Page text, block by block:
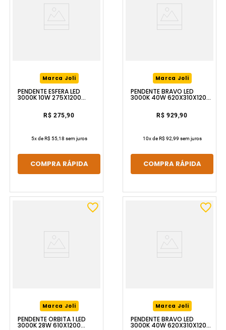
Marca Joli
PENDENTE ESFERA LED
3000K 10W 275X1200
R$ 275,90
5x deR$ 55,18 sem juros
COMPRA RÁPIDA
Marca Joli
PENDENTE BRAVO LED
3000K 40W 620X310X1200
R$ 929,90
10x deR$ 92,99 sem juros
COMPRA RÁPIDA
Marca Joli
PENDENTE ÓRBITA 1 LED
3000K 28W 610X1200
Marca Joli
PENDENTE BRAVO LED
3000K 40W 620X310X1200